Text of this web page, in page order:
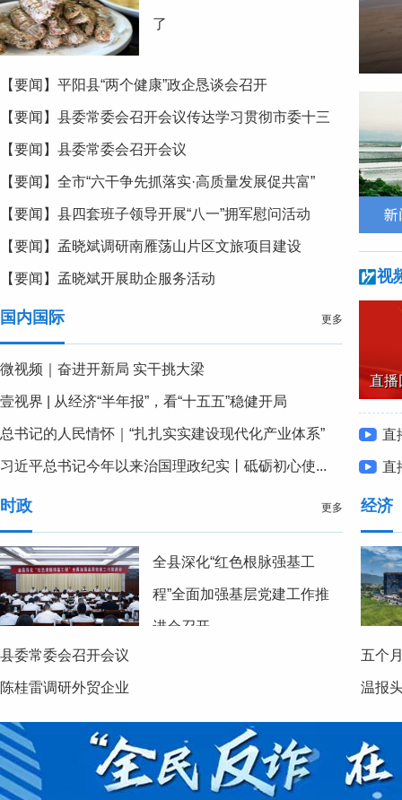
了
【要闻】平阳县“两个健康”政企恳谈会召开
【要闻】县委常委会召开会议传达学习贯彻市委十三
届十次全会精神
【要闻】县委常委会召开会议
【要闻】全市“六干争先抓落实·高质量发展促共富”
2026年第二次比看活动举行
【要闻】县四套班子领导开展“八一”拥军慰问活动
【要闻】孟晓斌调研南雁荡山片区文旅项目建设
【要闻】孟晓斌开展助企服务活动
更多
国内国际
微视频｜奋进开新局 实干挑大梁
壹视界 | 从经济“半年报”，看“十五五”稳健开局
总书记的人民情怀｜“扎扎实实建设现代化产业体系”
习近平总书记今年以来治国理政纪实丨砥砺初心使...
视
直播
届人
直
民俗直
会议
更多
时政
全县深化“红色根脉强基工
程”全面加强基层党建工作推
进会召开
县委常委会召开会议
陈桂雷调研外贸企业
经济
五个
温报